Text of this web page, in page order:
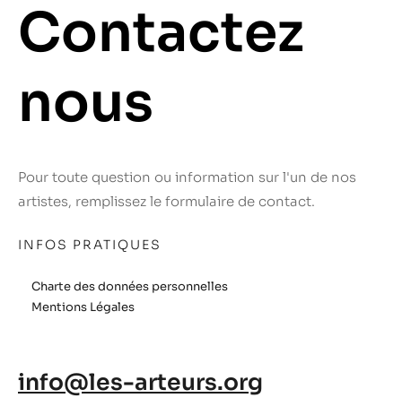
Contactez
nous
Pour toute question ou information sur l'un de nos
artistes, remplissez le formulaire de contact.
INFOS PRATIQUES
Charte des données personnelles
Mentions Légales
info@les-arteurs.org